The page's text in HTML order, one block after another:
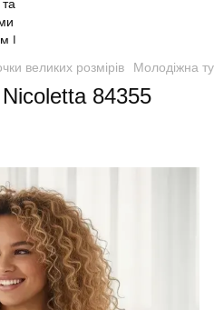
великих розмірів Молодіжна
Nicoletta 84355